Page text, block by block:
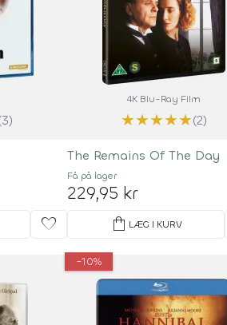
favorite
4K Blu-Ray Film
★★★★★(2)
The Remains Of The Day
Få på lager
229,95 kr
shopping_bag LÆG I KURV
-10%